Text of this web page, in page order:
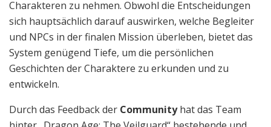
Charakteren zu nehmen. Obwohl die Entscheidungen
sich hauptsächlich darauf auswirken, welche Begleiter
und NPCs in der finalen Mission überleben, bietet das
System genügend Tiefe, um die persönlichen
Geschichten der Charaktere zu erkunden und zu
entwickeln.
Durch das Feedback der Communityhat das Team